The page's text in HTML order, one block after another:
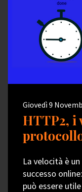
Giovedì 9
HTTP2, i
La velocità è
successo
può essere